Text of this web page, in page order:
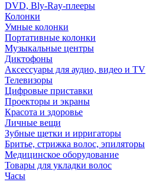
DVD, Bly-Ray-плееры
Колонки
Умные колонки
Портативные колонки
Музыкальные центры
Диктофоны
Аксессуары для аудио, видео и TV
Телевизоры
Цифровые приставки
Проекторы и экраны
Красота и здоровье
Личные вещи
Зубные щетки и ирригаторы
Бритье, стрижка волос, эпиляторы
Медицинское оборудование
Товары для укладки волос
Часы